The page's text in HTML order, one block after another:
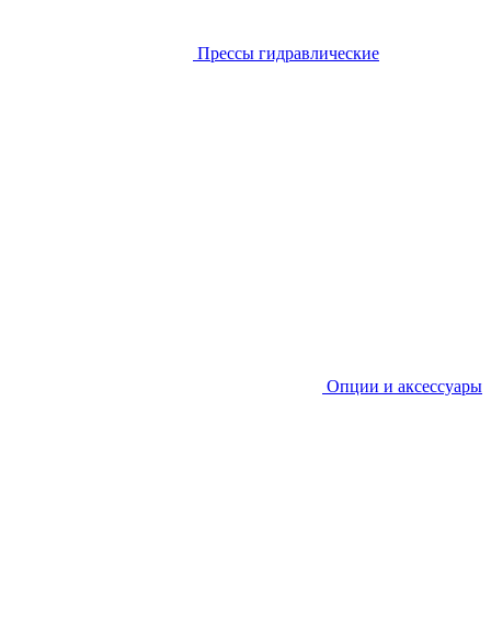
Прессы гидравлические
Опции и аксессуары